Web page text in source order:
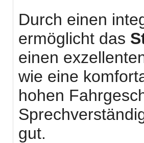
Durch einen
ermöglicht das
einen
wie eine
hohen
gut.